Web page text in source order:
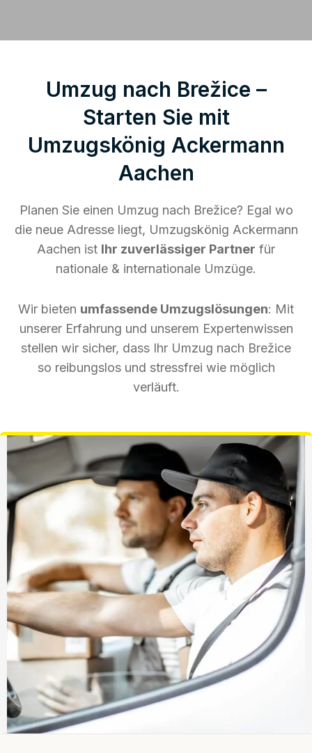
Umzug nach Brežice –
Starten Sie mit
Umzugskönig Ackermann
Aachen
Planen Sie einen Umzug nach Brežice? Egal wo
die neue Adresse liegt, Umzugskönig Ackermann
Aachen ist Ihr zuverlässiger Partner für
nationale & internationale Umzüge.
Wir bieten umfassende Umzugslösungen: Mit
unserer Erfahrung und unserem Expertenwissen
stellen wir sicher, dass Ihr Umzug nach Brežice
so reibungslos und stressfrei wie möglich
verläuft.